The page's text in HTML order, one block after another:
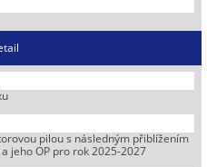
pilou s následným přiblížením
jeho OP pro rok 2025-2027